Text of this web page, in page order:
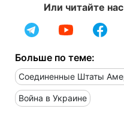
Или читайте
Больше по теме:
Соединенные Штаты
Война в Украине